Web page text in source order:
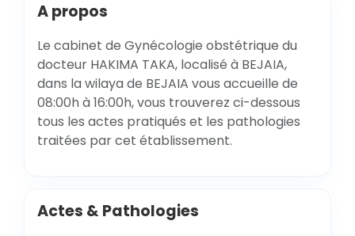
A propos
Le cabinet de Gynécologie obstétrique du
docteur HAKIMA TAKA, localisé à BEJAIA,
dans la wilaya de BEJAIA vous accueille de
08:00h à 16:00h, vous trouverez ci-dessous
tous les actes pratiqués et les pathologies
traitées par cet établissement.
Actes & Pathologies